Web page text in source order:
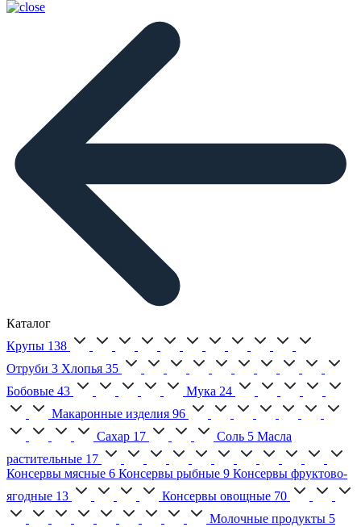
Каталог
Крупы 138
Отруби 3 Хлопья 35
Бобовые 43 Мука 24
Макаронные изделия 96
Сахар 17 Соль 5 Масла
растительные 17
Консервы мясные 6 Консервы рыбные 9 Консервы фруктово-
ягодные 13 Консервы овощные 70
Молочные продукты 5